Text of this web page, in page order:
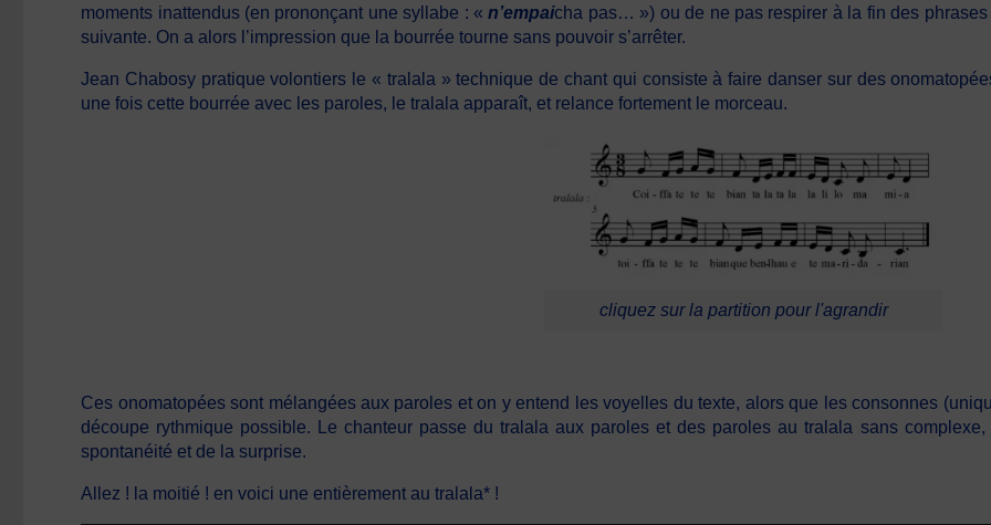
moments inattendus (en prononçant une syllabe : «n’empaicha pas… ») ou de ne pas respirer à la fin des
suivante. On a alors l’impression que la bourrée tourne sans pouvoir s’arrêter.
Jean Chabosy pratique volontiers le « tralala » technique de chant qui consiste à faire danser sur des
une fois cette bourrée avec les paroles, le tralala apparaît, et relance fortement le morceau.
cliquez sur la partition pour l'agrandir
Ces onomatopées sont mélangées aux paroles et on y entend les voyelles du texte, alors que les consonnes
découpe rythmique possible. Le chanteur passe du tralala aux paroles et des paroles au tralala sans
spontanéité et de la surprise.
Allez ! la moitié ! en voici une entièrement au tralala* !